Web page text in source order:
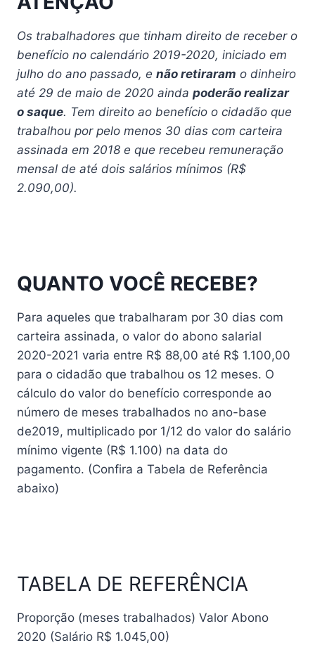
Os trabalhadores que tinham direito de receber o
benefício no calendário 2019-2020, iniciado em
julho do ano passado, e não retiraram o dinheiro
até 29 de maio de 2020 ainda poderão realizar
o saque. Tem direito ao benefício o cidadão que
trabalhou por pelo menos 30 dias com carteira
assinada em 2018 e que recebeu remuneração
mensal de até dois salários mínimos (R$
2.090,00).
QUANTO VOCÊ RECEBE?
Para aqueles que trabalharam por 30 dias com
carteira assinada, o valor do abono salarial
2020-2021 varia entre R$ 88,00 até R$ 1.100,00
para o cidadão que trabalhou os 12 meses. O
cálculo do valor do benefício corresponde ao
número de meses trabalhados no ano-base
de2019, multiplicado por 1/12 do valor do salário
mínimo vigente (R$ 1.100) na data do
pagamento. (Confira a Tabela de Referência
abaixo)
TABELA DE REFERÊNCIA
Proporção (meses trabalhados) Valor Abono
2020 (Salário R$ 1.045,00)